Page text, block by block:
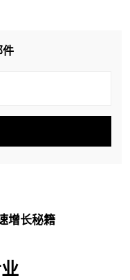
件
增长秘籍